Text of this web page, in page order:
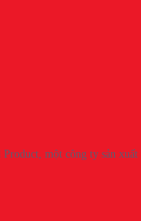
một công ty sản